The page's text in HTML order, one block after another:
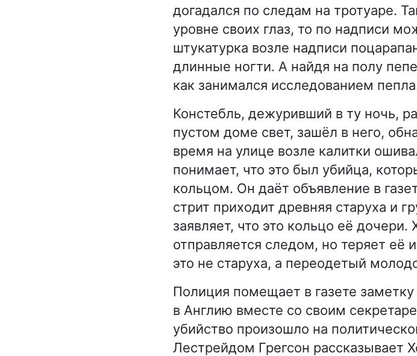
догадался по следам на тротуаре.
уровне своих глаз, то по надписи
штукатурка возле надписи
длинные ногти. А найдя на полу
как занимался исследованием
Констебль, дежуривший в ту ночь,
пустом доме свет, зашёл в него,
время на улице возле калитки
понимает, что это был убийца,
кольцом. Он даёт объявление в
стрит приходит древняя старуха и
заявляет, что это кольцо её
отправляется следом, но теряет её
это не старуха, а переодетый
Полиция помещает в газете
в Англию вместе со своим
убийство произошло на
Лестрейдом Грегсон рассказывает